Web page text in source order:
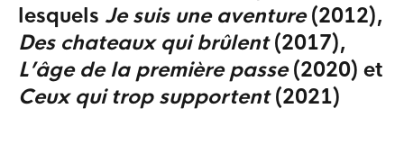
lesquels Je suis une aventure(2012),
Des chateaux qui brûlent(2017),
L’âge de la première passe(2020) et
Ceux qui trop supportent(2021)